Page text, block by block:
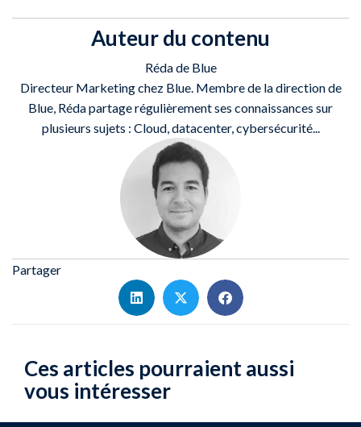
Auteur du contenu
Réda de Blue
Directeur Marketing chez Blue. Membre de la direction de
Blue, Réda partage régulièrement ses connaissances sur
plusieurs sujets : Cloud, datacenter, cybersécurité...
Partager
Ces articles pourraient aussi
vous intéresser